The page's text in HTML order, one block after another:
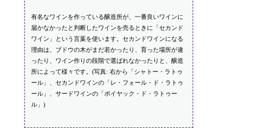
有名なワインを作っている醸造所が、一番良いワインに
届かなかったと判断したワインを売るときに「セカンド
ワイン」という言葉を使います。セカンドワインになる
理由は、ブドウの木がまだ若かったり、育った場所が違
ったり、ワイン作りの段階で選ばれなかったりと、醸造
所によって様々です。(写真: 右から「シャトー・ラトゥ
ール」、セカンドワインの「レ・フォール・ド・ラトゥ
ール」、サードワインの「ポイヤック・ド・ラトゥー
ル」)